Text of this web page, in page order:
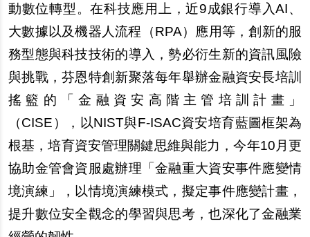
動數位轉型。在科技應用上，近9成銀行導入AI、
大數據以及機器人流程（RPA）應用等，創新的服
務型態與科技技術的導入，勢必衍生新的資訊風險
與挑戰，芬恩特創新聚落每年舉辦金融資安長培訓
搖籃的「金融資安高階主管培訓計畫」
（CISE），以NIST與F-ISAC資安培育藍圖框架為
根基，培育資安管理關鍵思維與能力，今年10月更
協助金管會資服處辦理「金融重大資安事件應變情
境演練」，以情境演練模式，擬定事件應變計畫，
提升數位安全觀念的學習與思考，也深化了金融業